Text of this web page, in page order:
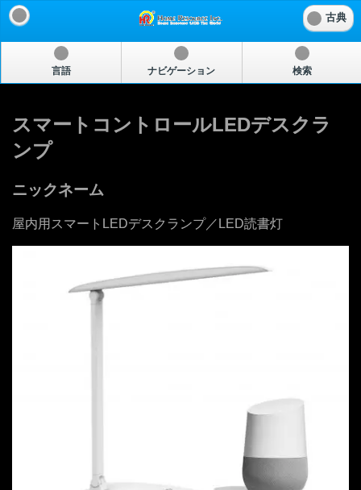
古典
言語 ナビゲーション 検索
スマートコントロールLEDデスクラ
ンプ
ニックネーム
屋内用スマートLEDデスクランプ／LED読書灯